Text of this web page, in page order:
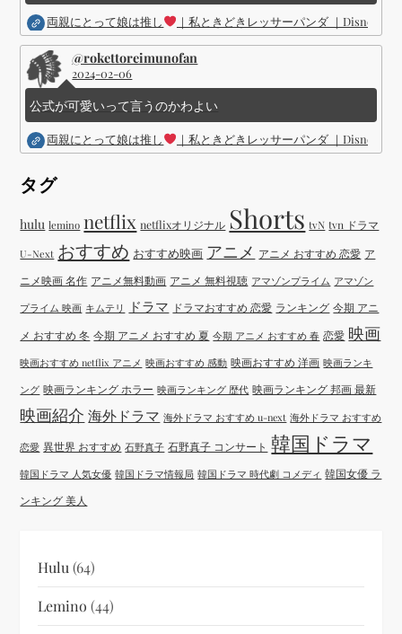
両親にとって娘は推し ｜私ときどきレッサーパンダ ｜Disney (
@rokettoreimunofan
2024-02-06
公式が可愛いって言うのかわよい
両親にとって娘は推し ｜私ときどきレッサーパンダ ｜Disney (
タグ
hulu lemino netflix netflixオリジナル Shorts tvN tvn ドラマ
U-Next おすすめ おすすめ映画 アニメ アニメ おすすめ 恋愛 ア
ニメ映画 名作 アニメ無料動画 アニメ 無料視聴 アマゾンプライム アマゾン
プライム 映画 キムテリ ドラマ ドラマおすすめ 恋愛 ランキング 今期 アニ
メ おすすめ 冬 今期 アニメ おすすめ 夏 今期 アニメ おすすめ 春 恋愛 映画
映画おすすめ netflix アニメ 映画おすすめ 感動 映画おすすめ 洋画 映画ランキ
ング 映画ランキング ホラー 映画ランキング 歴代 映画ランキング 邦画 最新
映画紹介 海外ドラマ 海外ドラマ おすすめ u-next 海外ドラマ おすすめ
恋愛 異世界 おすすめ 石野真子 石野真子 コンサート 韓国ドラマ
韓国ドラマ 人気女優 韓国ドラマ情報局 韓国ドラマ 時代劇 コメディ 韓国女優 ラ
ンキング 美人
Hulu (64)
Lemino (44)